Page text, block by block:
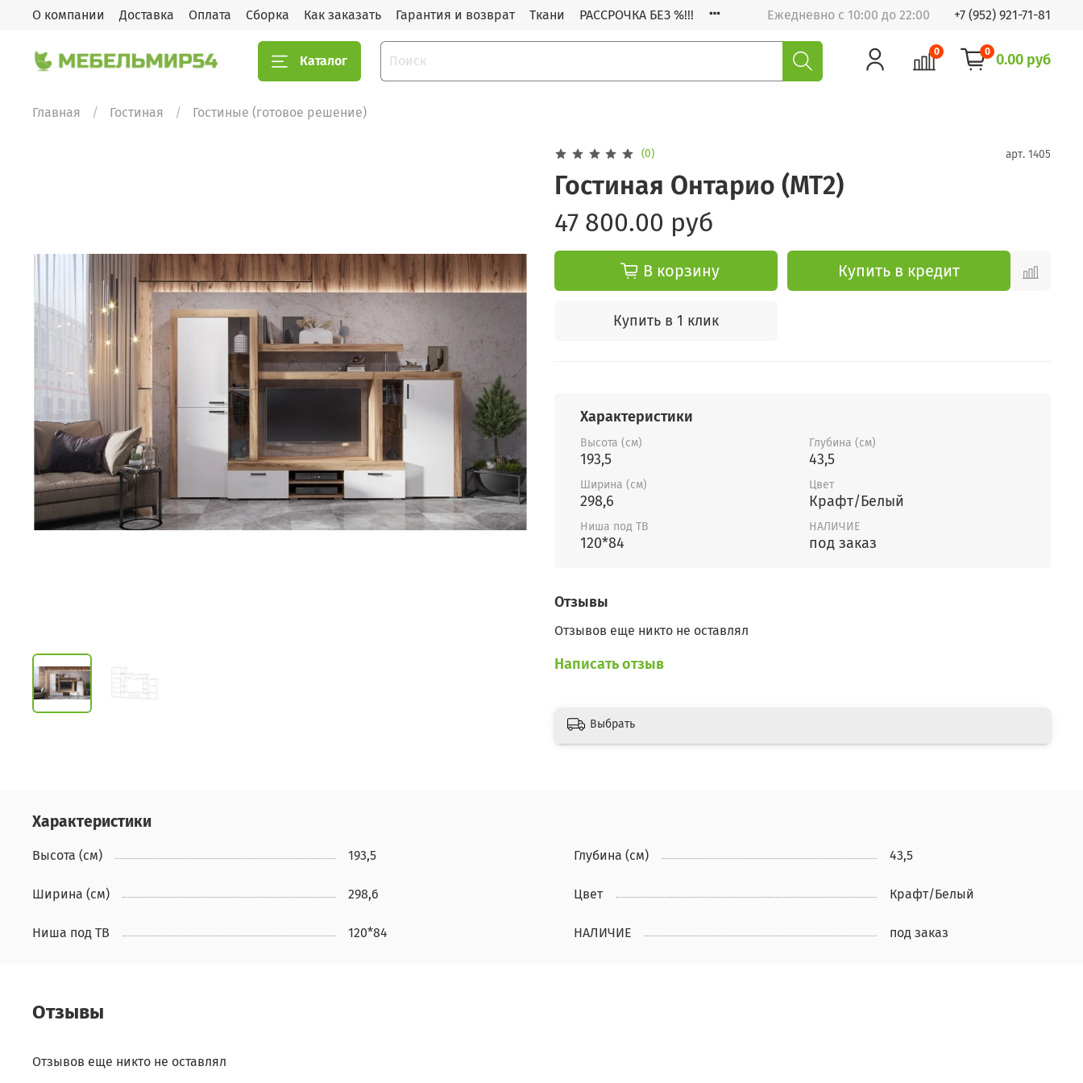
О компании Доставка Оплата Сборка Как заказать Гарантия и возврат Ткани РАССРОЧКА БЕЗ %!!! Ежедневно с 10:00 до 22:00 +7 (952) 921-71-81
Каталог
0 0 0.00 руб
Главная Гостиная Гостиные (готовое решение)
(0) арт. 1405
Гостиная Онтарио (МТ2)
47 800.00 руб
В корзину Купить в кредит
Купить в 1 клик
Характеристики
Высота (см)
193,5
Глубина (см)
43,5
Ширина (см)
298,6
Цвет
Крафт/Белый
Ниша под ТВ
120*84
НАЛИЧИЕ
под заказ
Отзывы
Отзывов еще никто не оставлял
Написать отзыв
Выбрать
Характеристики
Высота (см) 193,5 Глубина (см) 43,5
Ширина (см) 298,6 Цвет Крафт/Белый
Ниша под ТВ 120*84 НАЛИЧИЕ под заказ
Отзывы
Отзывов еще никто не оставлял